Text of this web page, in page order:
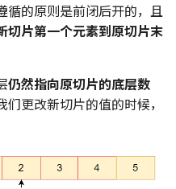
循的原则是前闭后开的，且
切片第一个元素到原切片末
仍然指向原切片的底层数
更改新切片的值的时候，